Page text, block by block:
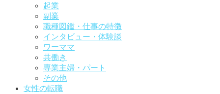
起業
副業
職種図鑑・仕事の特徴
インタビュー・体験談
ワーママ
共働き
専業主婦・パート
その他
女性の転職